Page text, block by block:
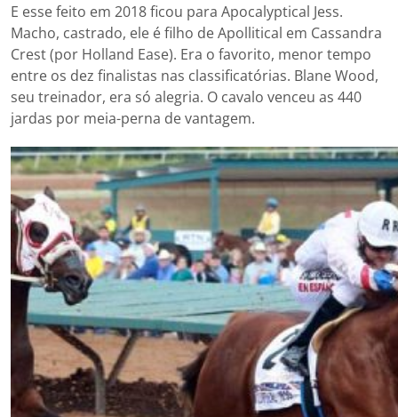
E esse feito em 2018 ficou para Apocalyptical Jess.
Macho, castrado, ele é filho de Apollitical em Cassandra
Crest (por Holland Ease). Era o favorito, menor tempo
entre os dez finalistas nas classificatórias. Blane Wood,
seu treinador, era só alegria. O cavalo venceu as 440
jardas por meia-perna de vantagem.